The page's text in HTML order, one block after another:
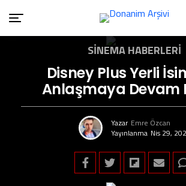
SINEMA HABERLERI
Disney Plus Yerli
Anlaşmaya Devam
Yazar Emre Özcan
Yayınlanma Nis 29,